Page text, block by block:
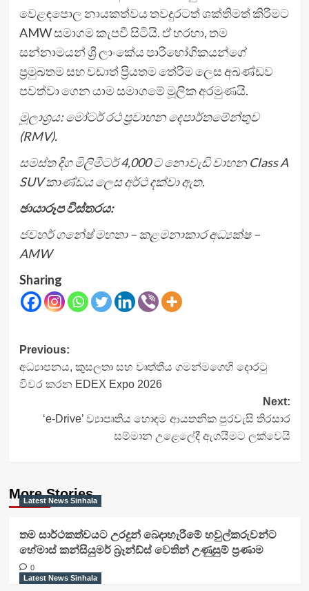
වෙළඳපොල නායකත්වය තවදුරටත් ශක්තිමත් කිරීමට
AMW සමාගම කැපවී සිටියි. ඒ හරහා, තම
සන්නාමයන් ශ්‍රී ලාංකේය පාරිභෝගිකයන්ගේ
ප්‍රමුඛතම සහ වඩාත් ප්‍රියතම තේරීම ලෙස අඛණ්ඩව
පවත්වා ගෙන යාම සමාගමේ මූලික අරමුණයි.
මූලාශ්‍රය: මෝටර් රථ ප්‍රවාහන දෙපාර්තමේන්තුව
(RMV).
සමස්ත දිග මිලිමීටර්4,000 ට නොවැඩි වාහන Class A
SUV කාණ්ඩය ලෙස අර්ථ දක්වා ඇත.
ඡායාරූප විස්තරය:
ජවහර් ගනේෂ් මහතා – කළමනාකාර අධ්‍යක්ෂ –
AMW
Sharing
Post
navigation
Previous:
අධ්‍යාපනය, කුසලතා සහ වෘත්තීය ගමන්මගෙහි දොරටු
විවර කරන EDEX Expo 2026
Next:
‘e-Drive’ ව්‍යාපෘතිය හොඳම ආයතනික පුරවැසි තිරසාර
සම්මාන උළෙලේදී ඇගයීමට ලක්වෙයි
More Stories
Latest News Sinhala
තම සාර්ථකත්වයට උරදුන් බෙදාහැරීමේ හවුල්කරුවන්ට
හේමාස් කන්සියුමර් බ්‍රෑන්ඩ්ස් වෙතින් උණුසුම් ප්‍රණාම
0
Latest News Sinhala